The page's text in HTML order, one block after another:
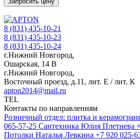
8 (831) 435-10-21
8 (831) 435-10-23
8 (831) 435-10-24
г.Нижний Новгород,
Ошарская, 14 В
г.Нижний Новгород,
Восточный проезд, д.11, лит. Е / лит. К
apton2014@mail.ru
TEL
Контакты по направлениям
Розничный отдел: плитка и
065-57-25 Сантехника Юлия Плетнева
Потолки Наталья Левкина +7 920 025-